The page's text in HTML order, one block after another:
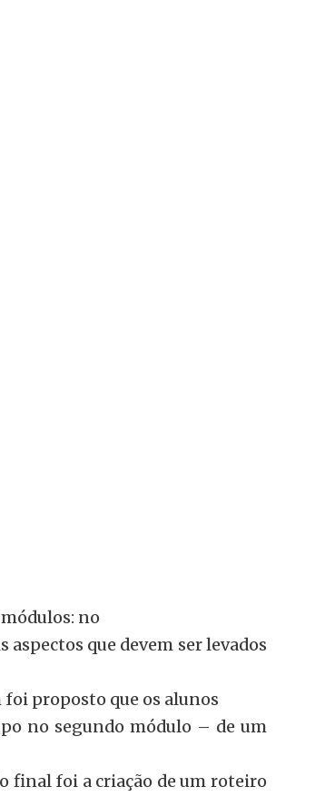
no
que devem ser levados
proposto que os alunos
no segundo módulo – de um
final foi a criação de um roteiro